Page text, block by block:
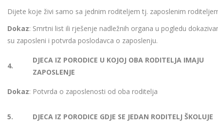
Dijete koje živi samo sa jednim roditeljem tj. zaposlenim
Dokaz: Smrtni list ili rješenje nadležnih organa u pogledu
su zaposleni i potvrda poslodavca o zaposlenju.
4.
DJECA IZ PORODICE U KOJOJ OBA RODITELJA IMAJU
ZAPOSLENJE
Dokaz: Potvrda o zaposlenosti od oba roditelja
5. DJECA IZ PORODICE GDJE SE JEDAN RODITELJ ŠKOLUJE